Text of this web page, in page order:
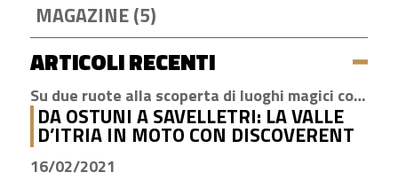
MAGAZINE (5)
ARTICOLI RECENTI
Su due ruote alla scoperta di luoghi magici come Cisternino, Locorotondo e Alberobello
DA OSTUNI A SAVELLETRI: LA VALLE
D’ITRIA IN MOTO CON DISCOVERENT
16/02/2021